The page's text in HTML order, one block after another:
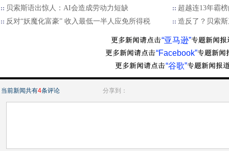
贝索斯语出惊人：AI会造成劳动力短缺
超越连13年霸
反对“妖魔化富豪” 收入最低一半人应免所得税
造反了？贝索
“亚马逊”
“Facebook”
“谷歌”
当前新闻共有4条评论 分享到：